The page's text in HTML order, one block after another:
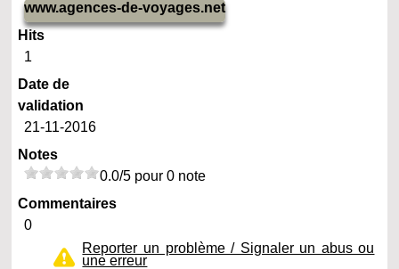
www.agences-de-voyages.net
Hits
1
Date de
validation
21-11-2016
Notes
0.0/5 pour 0 note
Commentaires
0
Reporter un problème / Signaler un abus ou
une erreur